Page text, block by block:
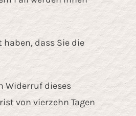
dass Sie die
Widerruf dieses
von vierzehn Tagen